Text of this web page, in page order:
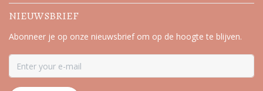
NIEUWSBRIEF
Abonneer je op onze nieuwsbrief om op de hoogte te blijven.